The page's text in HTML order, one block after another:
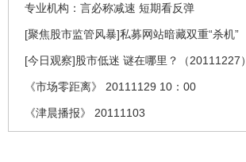
专业机构：言必称减速 短期看反弹
[聚焦股市监管风暴]私募网站暗藏双重“杀机”
[今日观察]股市低迷 谜在哪里？（20111227）
《市场零距离》 20111129 10：00
《津晨播报》 20111103